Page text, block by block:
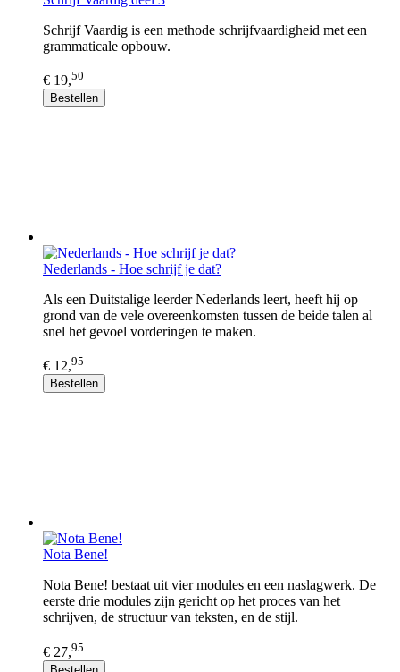
Schrijf Vaardig is een methode schrijfvaardigheid met een
grammaticale opbouw.
€ 19,50
Bestellen
Nederlands - Hoe schrijf je dat?
Als een Duitstalige leerder Nederlands leert, heeft hij op
grond van de vele overeenkomsten tussen de beide talen al
snel het gevoel vorderingen te maken.
€ 12,95
Bestellen
Nota Bene!
Nota Bene! bestaat uit vier modules en een naslagwerk. De
eerste drie modules zijn gericht op het proces van het
schrijven, de structuur van teksten, en de stijl.
€ 27,95